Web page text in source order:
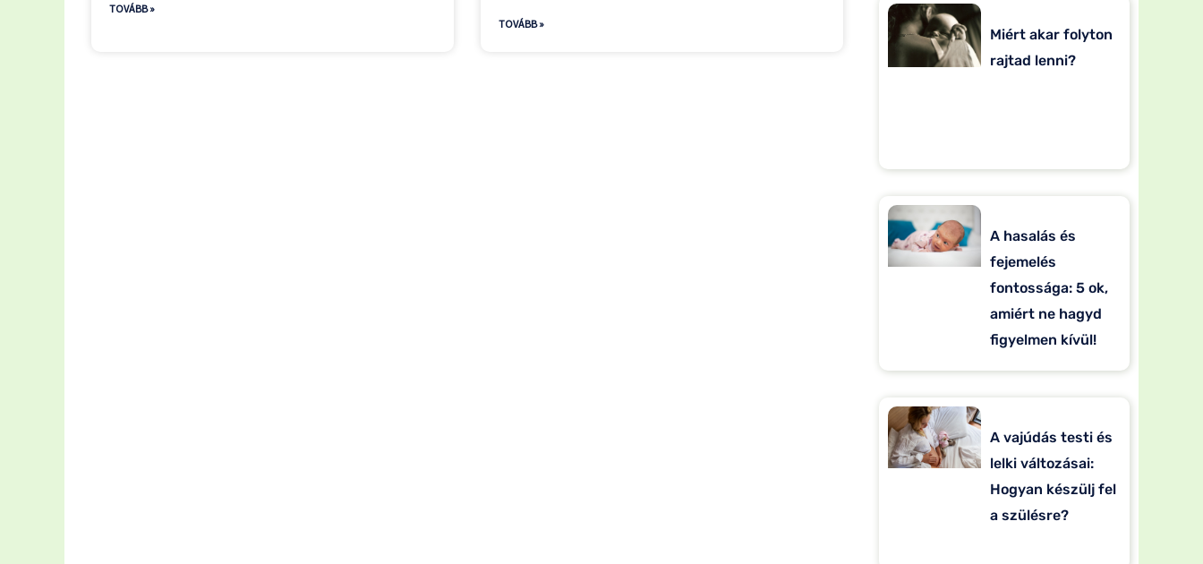
TOVÁBB »
TOVÁBB »
Miért akar folyton
rajtad lenni?
A hasalás és
fejemelés
fontossága: 5 ok,
amiért ne hagyd
figyelmen kívül!
A vajúdás testi és
lelki változásai:
Hogyan készülj fel
a szülésre?